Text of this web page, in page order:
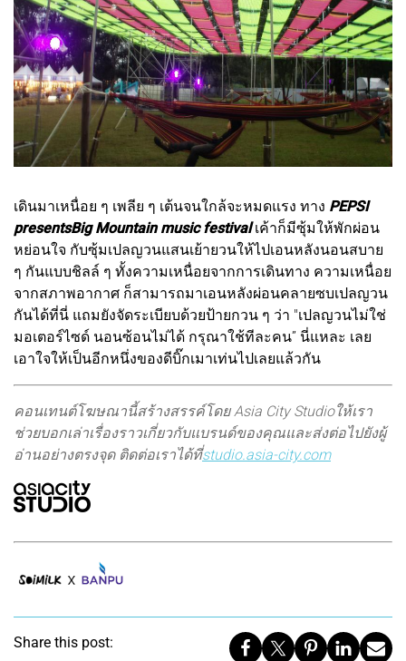
เดินมาเหนื่อย ๆ เพลีย ๆ เต้นจนใกล้จะหมดแรง ทาง PEPSI
presentsBig Mountain music festival เค้าก็มีซุ้มให้พักผ่อน
หย่อนใจ กับซุ้มเปลญวนแสนเย้ายวนให้ไปเอนหลังนอนสบาย
ๆ กันแบบชิลล์ ๆ ทั้งความเหนื่อยจากการเดินทาง ความเหนื่อย
จากสภาพอากาศ ก็สามารถมาเอนหลังผ่อนคลายซบเปลญวน
กันได้ที่นี่ แถมยังจัดระเบียบด้วยป้ายกวน ๆ ว่า "เปลญวนไม่ใช่
มอเตอร์ไซด์ นอนซ้อนไม่ได้ กรุณาใช้ทีละคน” นี่แหละ เลย
เอาใจให้เป็นอีกหนึ่งของดีบิ๊กเมาเท่นไปเลยแล้วกัน
คอนเทนต์โฆษณานี้สร้างสรรค์โดย Asia City Studioให้เรา
ช่วยบอกเล่าเรื่องราวเกี่ยวกับแบรนด์ของคุณและส่งต่อไปยังผู้
อ่านอย่างตรงจุด ติดต่อเราได้ที่studio.asia-city.com
Share this post: